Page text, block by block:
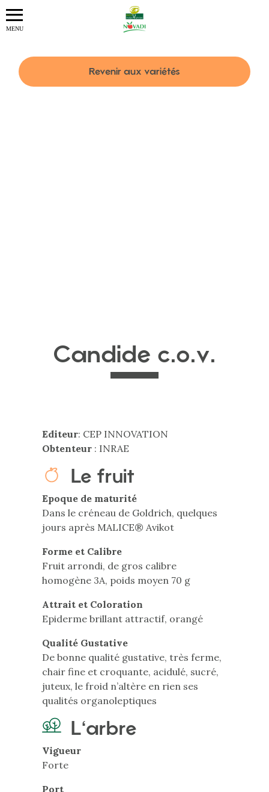
Revenir aux variétés
Candide c.o.v.
Editeur: CEP INNOVATION
Obtenteur: INRAE
Le fruit
Epoque de maturité
Dans le créneau de Goldrich, quelques
jours après MALICE® Avikot
Forme et Calibre
Fruit arrondi, de gros calibre
homogène 3A, poids moyen 70 g
Attrait et Coloration
Epiderme brillant attractif, orangé
Qualité Gustative
De bonne qualité gustative, très ferme,
chair fine et croquante, acidulé, sucré,
juteux, le froid n’altère en rien ses
qualités organoleptiques
L'arbre
Vigueur
Forte
Port